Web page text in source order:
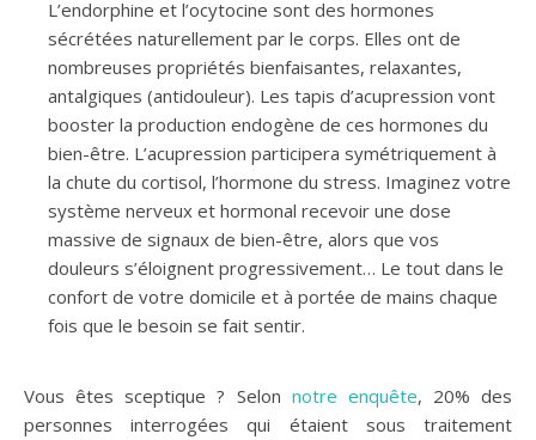
L’endorphine et l’ocytocine sont des hormones
sécrétées naturellement par le corps. Elles ont de
nombreuses propriétés bienfaisantes, relaxantes,
antalgiques (antidouleur). Les tapis d’acupression vont
booster la production endogène de ces hormones du
bien-être. L’acupression participera symétriquement à
la chute du cortisol, l’hormone du stress. Imaginez votre
système nerveux et hormonal recevoir une dose
massive de signaux de bien-être, alors que vos
douleurs s’éloignent progressivement… Le tout dans le
confort de votre domicile et à portée de mains chaque
fois que le besoin se fait sentir.
Vous êtes sceptique ? Selon notre enquête, 20% des
personnes interrogées qui étaient sous traitement